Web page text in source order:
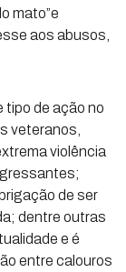
mato”e
aos abusos,
tipo de ação no
veteranos,
violência
de ser
dentre outras
e é
entre calouros